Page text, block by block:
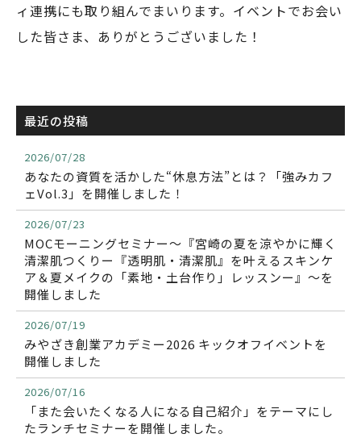
ィ連携にも取り組んでまいります。イベントでお会い
した皆さま、ありがとうございました！
最近の投稿
2026/07/28
あなたの資質を活かした“休息方法”とは？「強みカフ
ェVol.3」を開催しました！
2026/07/23
MOCモーニングセミナー〜『宮崎の夏を涼やかに輝く
清潔肌つくりー『透明肌・清潔肌』を叶えるスキンケ
ア＆夏メイクの「素地・土台作り」レッスンー』〜を
開催しました
2026/07/19
みやざき創業アカデミー2026 キックオフイベントを
開催しました
2026/07/16
「また会いたくなる人になる自己紹介」をテーマにし
たランチセミナーを開催しました。